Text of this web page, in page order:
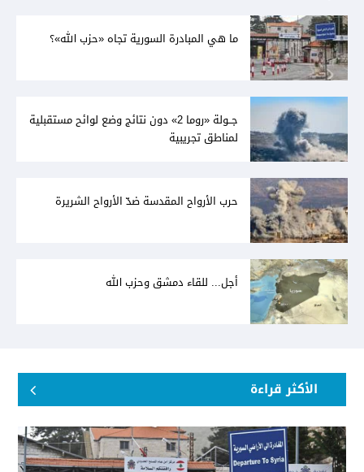
ما هي المبادرة السورية تجاه «حزب الله»؟
جــولة «روما 2» دون نتائج وضع لوائح مستقبلية
لمناطق تجريبية
حرب الأرواح المقدسة ضدّ الأرواح الشريرة
أجل... للقاء دمشق وحزب الله
الأكثر قراءة